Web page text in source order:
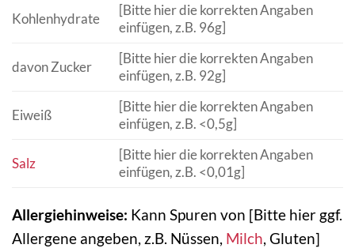
Kohlenhydrate
[Bitte hier die korrekten Angaben
einfügen, z.B. 96g]
davon Zucker
[Bitte hier die korrekten Angaben
einfügen, z.B. 92g]
Eiweiß
[Bitte hier die korrekten Angaben
einfügen, z.B. <0,5g]
Salz
[Bitte hier die korrekten Angaben
einfügen, z.B. <0,01g]
Allergiehinweise: Kann Spuren von [Bitte hier ggf.
Allergene angeben, z.B. Nüssen, Milch, Gluten]